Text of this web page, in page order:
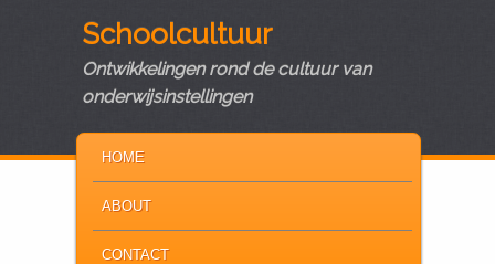
Schoolcultuur
Ontwikkelingen rond de cultuur van
onderwijsinstellingen
SKIP TO PRIMARY CONTENT
SKIP TO SECONDARY CONTENT
HOME
ABOUT
CONTACT